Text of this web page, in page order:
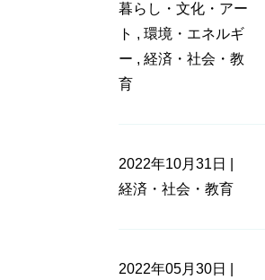
暮らし・文化・アー
ト , 環境・エネルギ
ー , 経済・社会・教
育
2022年10月31日 |
経済・社会・教育
2022年05月30日 |